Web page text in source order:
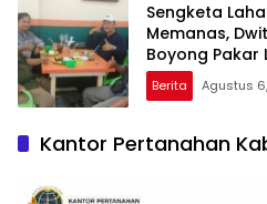
Sengketa
Memanas,
Boyong Pakar
Rupat
Berita Agustus
Kantor Pertanahan